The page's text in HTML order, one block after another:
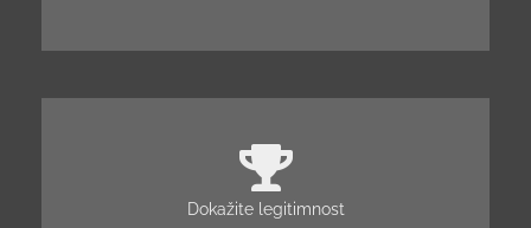
Dokažite legitimnost